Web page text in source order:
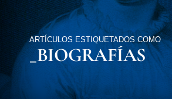
ARTÍCULOS ESTIQUETADOS COMO
_BIOGRAFÍAS